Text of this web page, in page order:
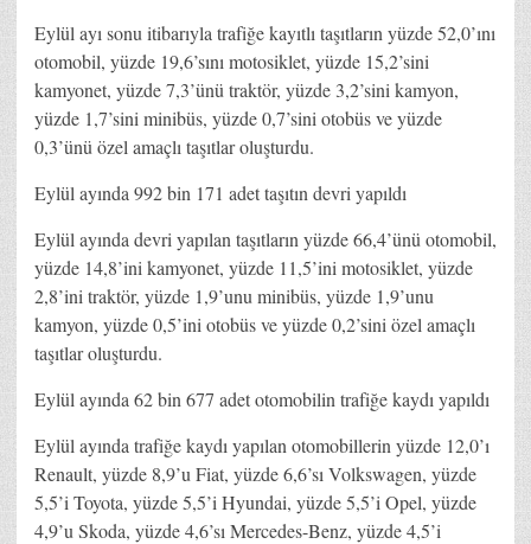
Eylül ayı sonu itibarıyla trafiğe kayıtlı taşıtların yüzde 52,0’ını
otomobil, yüzde 19,6’sını motosiklet, yüzde 15,2’sini
kamyonet, yüzde 7,3’ünü traktör, yüzde 3,2’sini kamyon,
yüzde 1,7’sini minibüs, yüzde 0,7’sini otobüs ve yüzde
0,3’ünü özel amaçlı taşıtlar oluşturdu.
Eylül ayında 992 bin 171 adet taşıtın devri yapıldı
Eylül ayında devri yapılan taşıtların yüzde 66,4’ünü otomobil,
yüzde 14,8’ini kamyonet, yüzde 11,5’ini motosiklet, yüzde
2,8’ini traktör, yüzde 1,9’unu minibüs, yüzde 1,9’unu
kamyon, yüzde 0,5’ini otobüs ve yüzde 0,2’sini özel amaçlı
taşıtlar oluşturdu.
Eylül ayında 62 bin 677 adet otomobilin trafiğe kaydı yapıldı
Eylül ayında trafiğe kaydı yapılan otomobillerin yüzde 12,0’ı
Renault, yüzde 8,9’u Fiat, yüzde 6,6’sı Volkswagen, yüzde
5,5’i Toyota, yüzde 5,5’i Hyundai, yüzde 5,5’i Opel, yüzde
4,9’u Skoda, yüzde 4,6’sı Mercedes-Benz, yüzde 4,5’i